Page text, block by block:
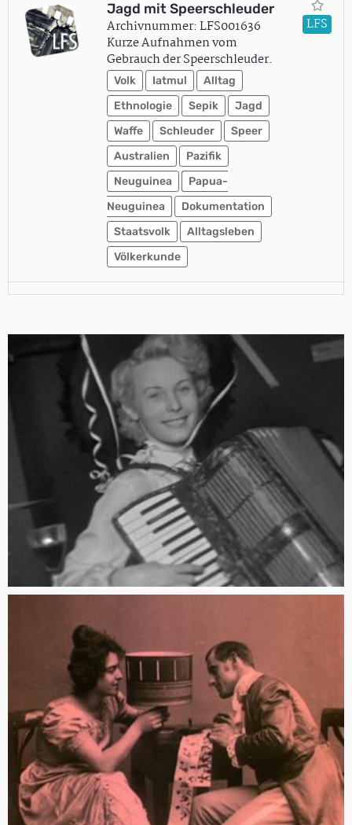
Jagd mit Speerschleuder
Archivnummer: LFS001636
Kurze Aufnahmen vom
Gebrauch der Speerschleuder.
Volk Iatmul
Alltag
Ethnologie
Sepik
Jagd
Waffe
Schleuder
Speer
Australien
Pazifik
Neuguinea
Papua-
Neuguinea
Dokumentation
Staatsvolk
Alltagsleben
Völkerkunde
LFS